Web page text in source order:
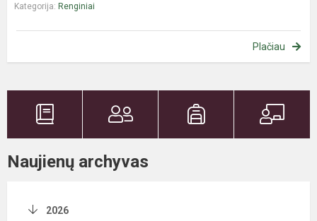
Kategorija: Renginiai
Plačiau
Naujienų archyvas
2026